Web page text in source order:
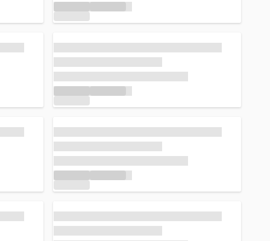
Caricamento in corso...
Caricamento in corso...
Caricamento in corso...